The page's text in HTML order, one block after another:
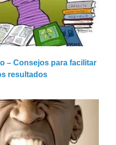
– Consejos para facilitar
resultados